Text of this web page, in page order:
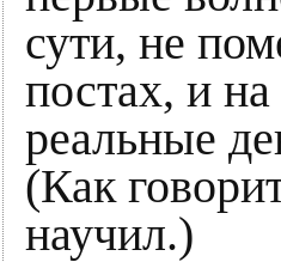
сути, не
постах, и
реальные
(Как
научил.)